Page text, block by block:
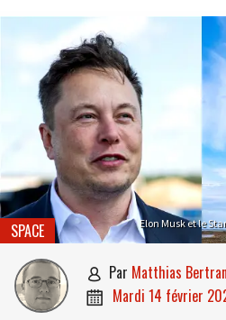
Elon Musk et le
SPACE
 par Matthias
 mardi 14 février